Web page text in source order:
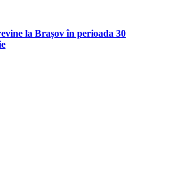
la Brașov în perioada 30